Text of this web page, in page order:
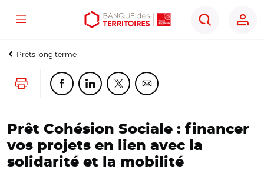
Aller
contenu
Aller
menu
Ouvrir
outils
Menu
Rechercher
Prêts long terme
Lancer l'impressionPartager cette page sur Facebook
Partager cette page sur Linkedin
Partager cette page sur Twitter
Partager cette page sur
Prêt Cohésion Sociale : financer
vos projets en lien avec la
solidarité et la mobilité